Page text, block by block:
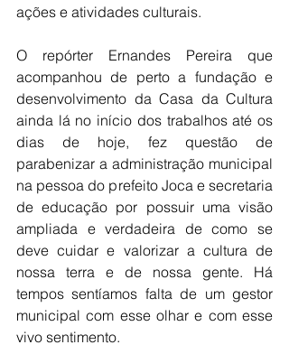
ações e atividades culturais.
O repórter Ernandes Pereira que
acompanhou de perto a fundação e
desenvolvimento da Casa da Cultura
ainda lá no início dos trabalhos até os
dias de hoje, fez questão de
parabenizar a administração municipal
na pessoa do prefeito Joca e secretaria
de educação por possuir uma visão
ampliada e verdadeira de como se
deve cuidar e valorizar a cultura de
nossa terra e de nossa gente. Há
tempos sentíamos falta de um gestor
municipal com esse olhar e com esse
vivo sentimento.